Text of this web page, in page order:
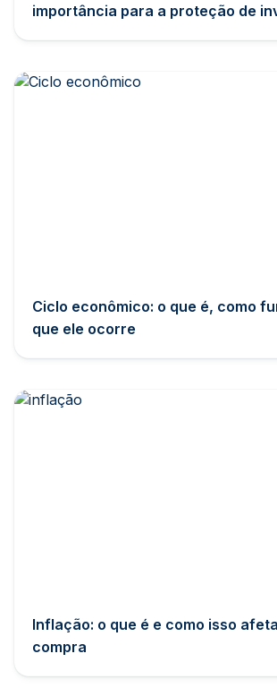
importância para a proteção de
Ciclo econômico: o que é, como
que ele ocorre
Inflação: o que é e como isso
compra